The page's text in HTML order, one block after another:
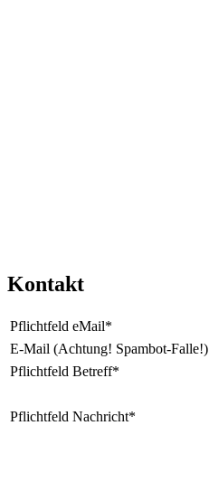
Kontakt
Pflichtfeld eMail*
E-Mail (Achtung! Spambot-Falle!)
Pflichtfeld Betreff*
Pflichtfeld Nachricht*